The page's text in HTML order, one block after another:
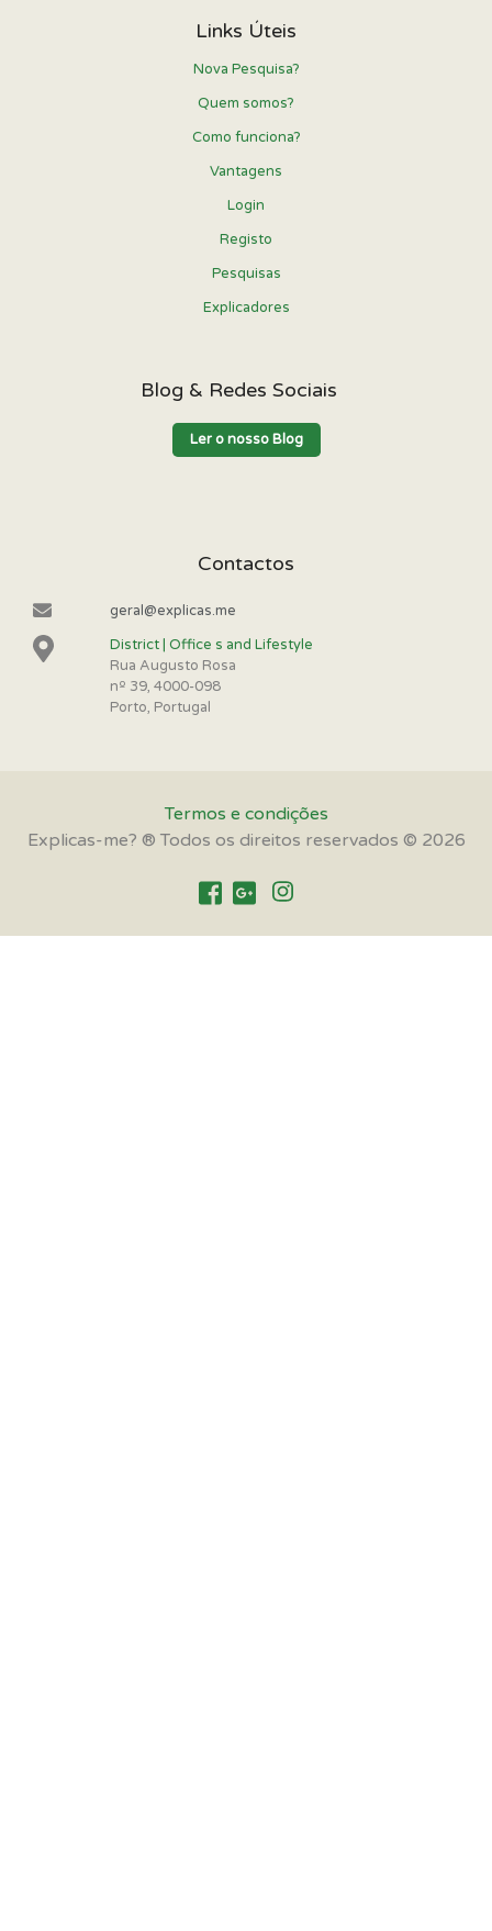
Links Úteis
Nova Pesquisa?
Quem somos?
Como funciona?
Vantagens
Login
Registo
Pesquisas
Explicadores
Blog & Redes Sociais
Ler o nosso Blog
Contactos
geral@explicas.me
District | Office s and Lifestyle
Rua Augusto Rosa
nº 39, 4000-098
Porto, Portugal
Termos e condições
Explicas-me? ® Todos os direitos reservados © 2026